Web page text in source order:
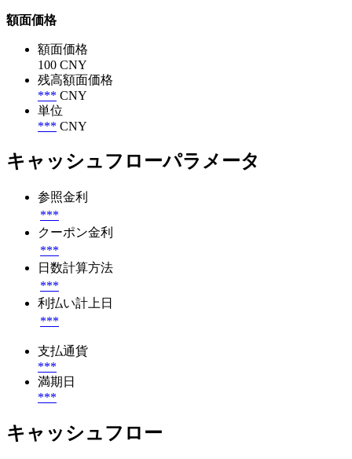
額面価格
額面価格
100 CNY
残高額面価格
*** CNY
単位
*** CNY
キャッシュフローパラメータ
参照金利
***
クーポン金利
***
日数計算方法
***
利払い計上日
***
支払通貨
***
満期日
***
キャッシュフロー